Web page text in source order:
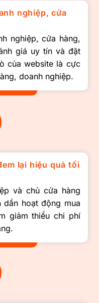
nghiệp, cửa
nghiệp, cửa hàng,
giá uy tín và đặt
của website là cực
doanh nghiệp.
lại hiệu quả tối
và chủ cửa hàng
dần hoạt động mua
giảm thiểu chi phí